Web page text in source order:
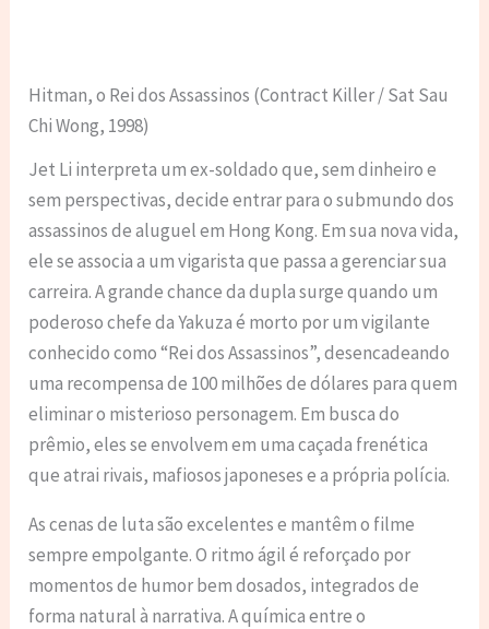
Hitman, o Rei dos Assassinos (Contract Killer / Sat Sau
Chi Wong, 1998)
Jet Li interpreta um ex-soldado que, sem dinheiro e
sem perspectivas, decide entrar para o submundo dos
assassinos de aluguel em Hong Kong. Em sua nova vida,
ele se associa a um vigarista que passa a gerenciar sua
carreira. A grande chance da dupla surge quando um
poderoso chefe da Yakuza é morto por um vigilante
conhecido como “Rei dos Assassinos”, desencadeando
uma recompensa de 100 milhões de dólares para quem
eliminar o misterioso personagem. Em busca do
prêmio, eles se envolvem em uma caçada frenética
que atrai rivais, mafiosos japoneses e a própria polícia.
As cenas de luta são excelentes e mantêm o filme
sempre empolgante. O ritmo ágil é reforçado por
momentos de humor bem dosados, integrados de
forma natural à narrativa. A química entre o